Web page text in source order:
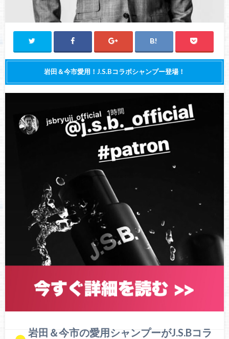
岩田＆今市愛用！J.S.Bコラボシャンプー登場！
岩田＆今市の愛用シャンプーがJ.S.Bコラ